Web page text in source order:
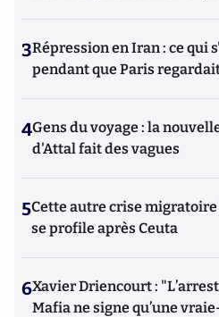
3Répression en Iran : ce qui
pendant que Paris
4Gens du voyage : la
d'Attal fait des vagues
5Cette autre crise
se profile après Ceuta
6Xavier Driencourt :
Mafia ne signe qu’une